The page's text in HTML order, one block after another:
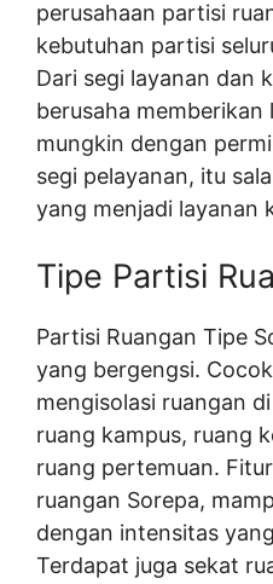
perusahaan partisi
kebutuhan partisi
Dari segi layanan dan
berusaha memberikan
mungkin dengan
segi pelayanan, itu
yang menjadi layanan
Tipe Partisi
Partisi Ruangan Tipe
yang bergengsi.
mengisolasi ruangan
ruang kampus, ruang
ruang pertemuan.
ruangan Sorepa,
dengan intensitas
Terdapat juga sekat